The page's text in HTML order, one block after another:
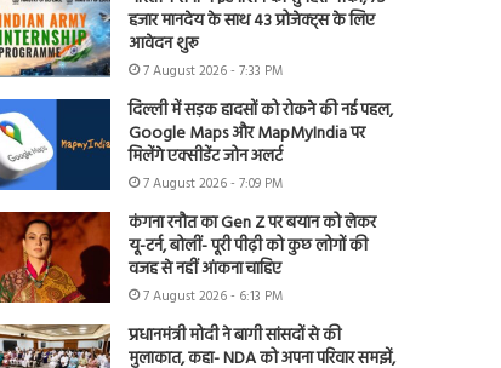
हजार मानदेय के साथ 43 प्रोजेक्ट्स के लिए
आवेदन शुरू
7 August 2026 - 7:33 PM
दिल्ली में सड़क हादसों को रोकने की नई पहल,
Google Maps और MapMyIndia पर
मिलेंगे एक्सीडेंट जोन अलर्ट
7 August 2026 - 7:09 PM
कंगना रनौत का Gen Z पर बयान को लेकर
यू-टर्न, बोलीं- पूरी पीढ़ी को कुछ लोगों की
वजह से नहीं आंकना चाहिए
7 August 2026 - 6:13 PM
प्रधानमंत्री मोदी ने बागी सांसदों से की
मुलाकात, कहा- NDA को अपना परिवार समझें,